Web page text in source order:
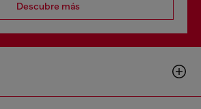
Descubre más